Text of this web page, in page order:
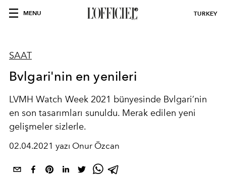
MENU TURKEY
SAAT
Bvlgari'nin en yenileri
LVMH Watch Week 2021 bünyesinde Bvlgari’nin
en son tasarımları sunuldu. Merak edilen yeni
gelişmeler sizlerle.
02.04.2021 yazı Onur Özcan